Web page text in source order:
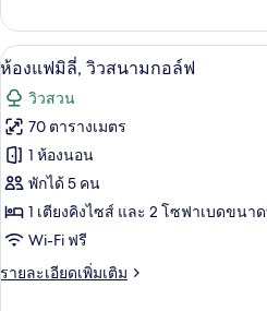
เกี่ยว
กับ
ห้อง
พี
เรีย,
วิว
ทะเล
เปิด
ภาพถ่าย
ทั้งหมด
ของ
ห้อง
แฟ
มิ
ลี่,
ห้
7
ห้องแฟมิลี่, วิวสนามกอล์ฟ
วิวสวน
70 ตารางเมตร
1 ห้องนอน
พักได้ 5 คน
1 เตียงคิงไซส์ และ 2 โซฟาเบดขนา
Wi-Fi ฟรี
รายละเอียดเพิ่มเติม
ราย